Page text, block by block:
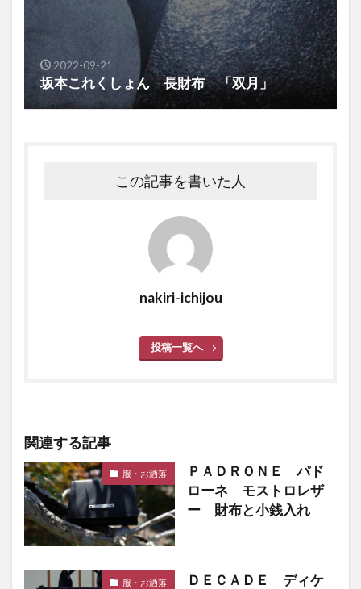
2022-09-21
坂本これくしょん 長財布 「双月」
この記事を書いた人
nakiri-ichijou
投稿一覧へ
関連する記事
服・お洒落
ＰＡＤＲＯＮＥ パド
ローネ モストロレザ
ー 財布と小銭入れ
服・お洒落
ＤＥＣＡＤＥ ディケ